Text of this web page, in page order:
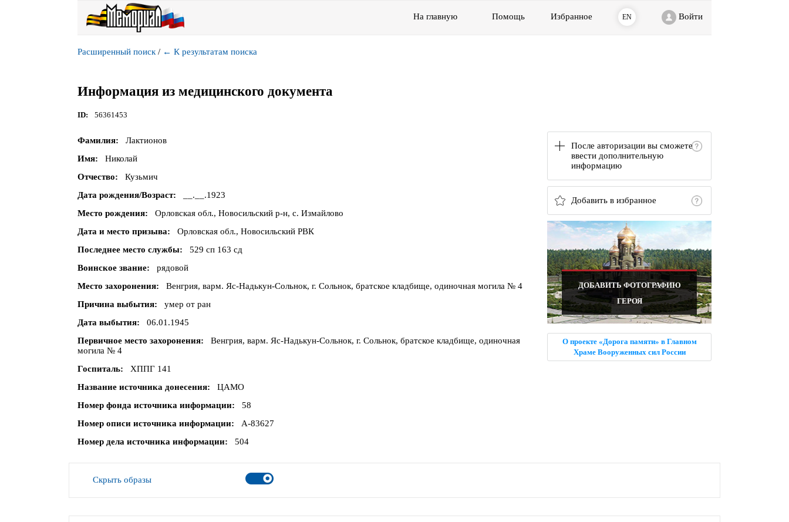
На главную Помощь Избранное EN Войти
Расширенный поиск / ← К результатам поиска
Информация из медицинского документа
ID 56361453
После авторизации вы сможете
ввести дополнительную
информацию
Добавить в избранное
ДОБАВИТЬ ФОТОГРАФИЮ
ГЕРОЯ
О проекте «Дорога памяти» в Главном
Храме Вооруженных сил России
Фамилия
Лактионов
Имя
Николай
Отчество
Кузьмич
Дата рождения/Возраст
__.__.1923
Место рождения
Орловская обл., Новосильский р-н, с. Измайлово
Дата и место призыва
Орловская обл., Новосильский РВК
Последнее место службы
529 сп 163 сд
Воинское звание
рядовой
Место захоронения
Венгрия, варм. Яс-Надькун-Сольнок, г. Сольнок, братское кладбище, одиночная могила № 4
Причина выбытия
умер от ран
Дата выбытия
06.01.1945
Первичное место захоронения
Венгрия, варм. Яс-Надькун-Сольнок, г. Сольнок, братское кладбище, одиночная
могила № 4
Госпиталь
ХППГ 141
Название источника донесения
ЦАМО
Номер фонда источника информации
58
Номер описи источника информации
А-83627
Номер дела источника информации
504
Скрыть образы